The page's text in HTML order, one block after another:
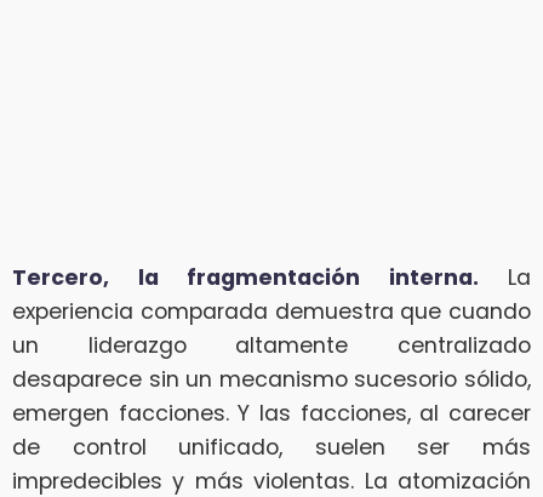
Tercero, la fragmentación interna. La
experiencia comparada demuestra que cuando
un liderazgo altamente centralizado
desaparece sin un mecanismo sucesorio sólido,
emergen facciones. Y las facciones, al carecer
de control unificado, suelen ser más
impredecibles y más violentas. La atomización